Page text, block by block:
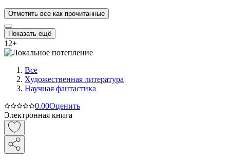
Отметить все как прочитанные
Показать ещё
12+
Все
Художественная литература
Научная фантастика
0.00Оценить
Электронная книга